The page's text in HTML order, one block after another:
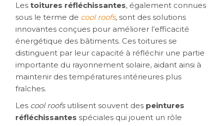
Lestoitures réfléchissantes, également connues
sous le terme de cool roofs, sont des solutions
innovantes conçues pour améliorer l’efficacité
énergétique des bâtiments. Ces toitures se
distinguent par leur capacité à réfléchir une partie
importante du rayonnement solaire, aidant ainsi à
maintenir des températures intérieures plus
fraîches.
Les cool roofsutilisent souvent des peintures
réfléchissantes spéciales qui jouent un rôle